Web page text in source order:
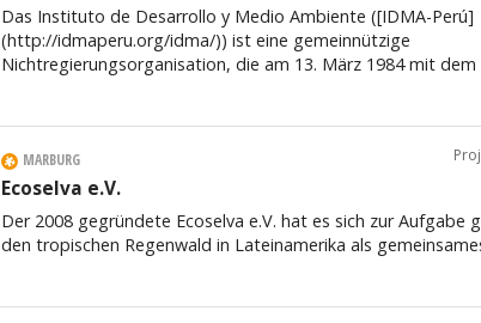
Das Instituto de Desarrollo y Medio Ambiente ([IDMA-Perú]
(http://idmaperu.org/idma/)) ist eine gemeinnützige
Nichtregierungsorganisation, die am 13. März 1984 mit
MARBURG
Ecoselva e.V.
Der 2008 gegründete Ecoselva e.V. hat es sich zur Aufgabe
den tropischen Regenwald in Lateinamerika als